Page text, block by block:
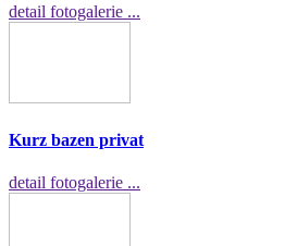
detail fotogalerie ...
Kurz bazen privat
detail fotogalerie ...